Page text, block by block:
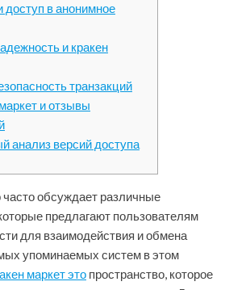
доступ в анонимное
и кракен
транзакций
и отзывы
анализ версий доступа
обсуждает различные
предлагают пользователям
для взаимодействия и обмена
упоминаемых систем в этом
маркет это пространство, которое